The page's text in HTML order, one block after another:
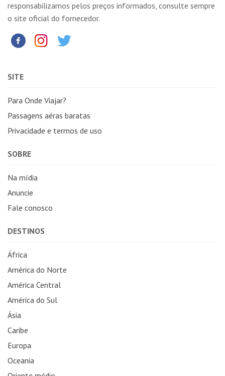
responsabilizamos pelos preços informados, consulte sempre
o site oficial do fornecedor.
SITE
Para Onde Viajar?
Passagens aéras baratas
Privacidade e termos de uso
SOBRE
Na mídia
Anuncie
Fale conosco
DESTINOS
África
América do Norte
América Central
América do Sul
Ásia
Caribe
Europa
Oceania